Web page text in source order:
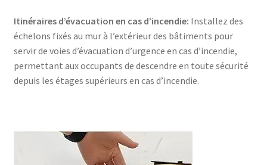
Itinéraires d’évacuation en cas d’incendie: Installez des
échelons fixés au mur à l’extérieur des bâtiments pour
servir de voies d’évacuation d’urgence en cas d’incendie,
permettant aux occupants de descendre en toute sécurité
depuis les étages supérieurs en cas d’incendie.